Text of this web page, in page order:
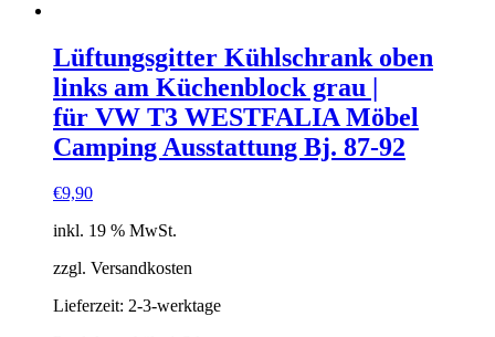
Lüftungsgitter Kühlschrank oben
links am Küchenblock grau |
für VW T3 WESTFALIA Möbel
Camping Ausstattung Bj. 87-92
€9,90
inkl. 19 % MwSt.
zzgl. Versandkosten
Lieferzeit: 2-3-werktage